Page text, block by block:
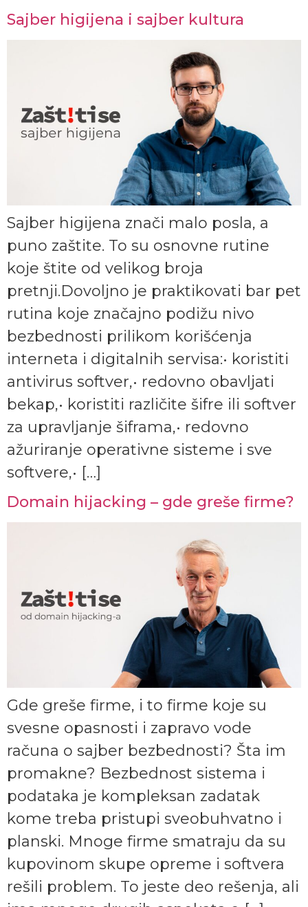
Sajber higijеna i sajber kultura
Sajber higijena znači malo posla, a
puno zaštite. To su osnovne rutine
koje štite od velikog broja
pretnji.Dovoljno je praktikovati bar pet
rutina koje značajno podižu nivo
bezbednosti prilikom korišćenja
interneta i digitalnih servisa:• koristiti
antivirus softver,• redovno obavljati
bekap,• koristiti različite šifre ili softver
za upravljanje šiframa,• redovno
ažuriranje operativne sisteme i sve
softvere,• […]
Domain hijacking – gde greše firme?
Gde greše firme, i to firme koje su
svesne opasnosti i zapravo vode
računa o sajber bezbednosti? Šta im
promakne? Bezbednost sistema i
podataka je kompleksan zadatak
kome treba pristupi sveobuhvatno i
planski. Mnoge firme smatraju da su
kupovinom skupe opreme i softvera
rešili problem. To jeste deo rešenja, ali